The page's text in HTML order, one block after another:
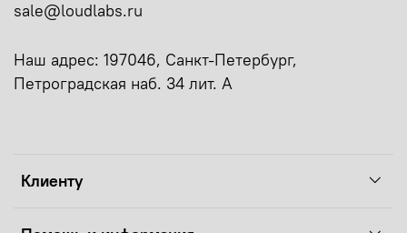
Клиенту
sale@loudlabs.ru
Наш адрес: 197046, Санкт-Петербург,
Петроградская наб. 34 лит. А